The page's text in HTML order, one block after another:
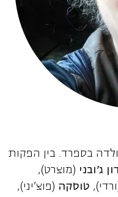
בספרד. בין הפקות
ג'ובני (מוצרט),
טוסקה (פוצ'יני),